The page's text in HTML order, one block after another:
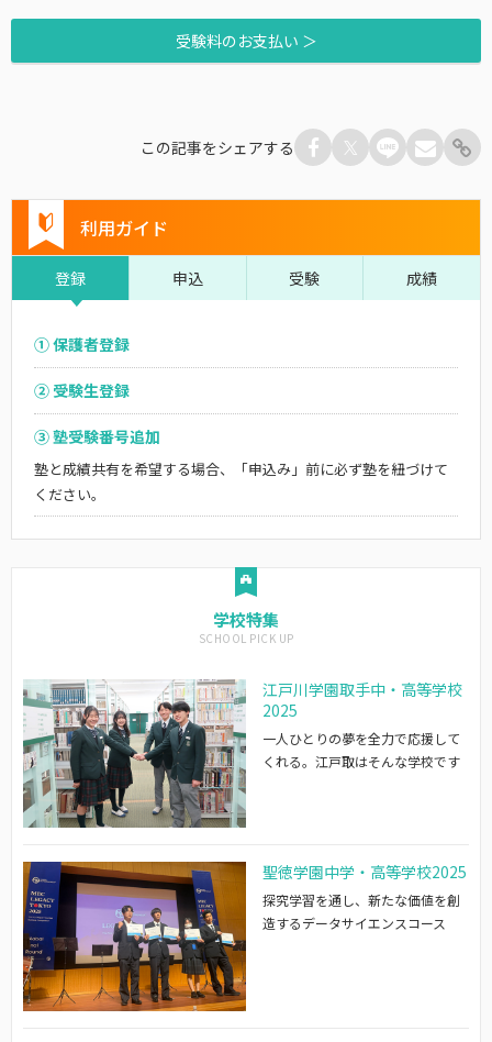
受験料のお支払い ＞
この記事をシェアする
利用ガイド
登録 申込 受験 成績
① 保護者登録
② 受験生登録
③ 塾受験番号追加
塾と成績共有を希望する場合、「申込み」前に必ず塾を紐づけて
ください。
学校特集
江戸川学園取手中・高等学校
2025
一人ひとりの夢を全力で応援して
くれる。江戸取はそんな学校です
聖徳学園中学・高等学校2025
探究学習を通し、新たな価値を創
造するデータサイエンスコース